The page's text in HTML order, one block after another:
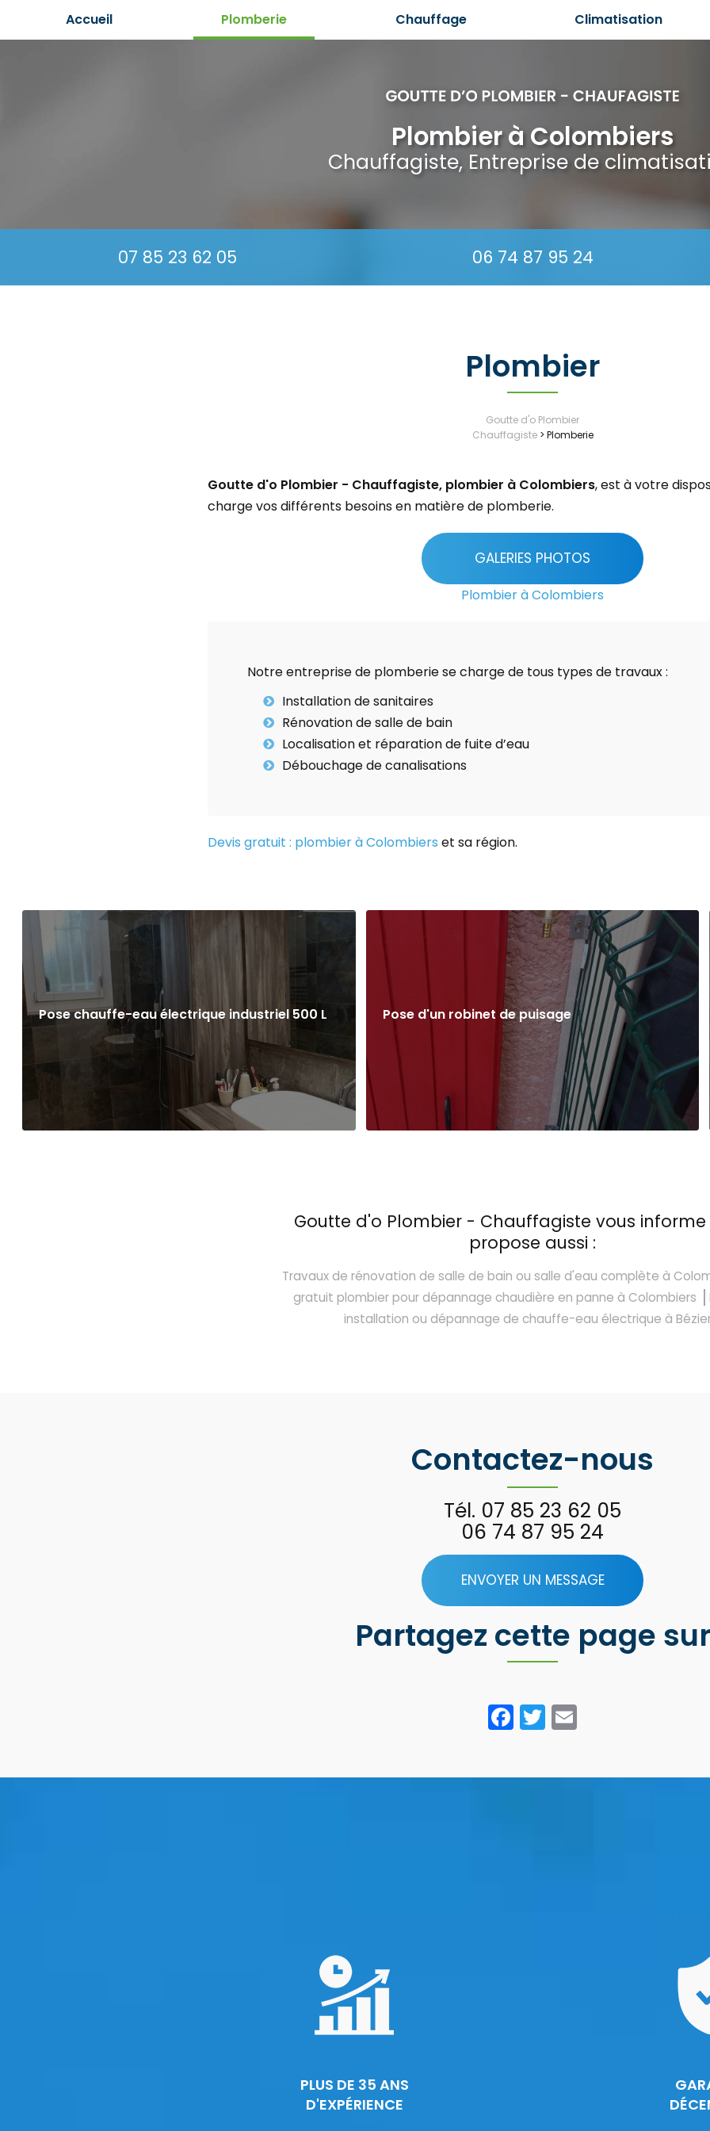
Accueil Plomberie Chauffage Climatisation
Plombier à Colombiers
Chauffagiste, Entreprise de
07 85 23 62 05 06 74 87 95 24
Plombier
Goutte d'o Plombier
Chauffagiste> Plomberie
Goutte d'o Plombier - Chauffagiste, plombier à Colombiers, est à votre
charge vos différents besoins en matière de plomberie.
GALERIES PHOTOS
Plombier à Colombiers
Notre entreprise de plomberie se charge de tous types de travaux :
Installation de sanitaires
Rénovation de salle de bain
Localisation et réparation de fuite d’eau
Débouchage de canalisations
Devis gratuit : plombier à Colombiers et sa région.
Pose chauffe-eau électrique industriel 500 L Pose d'un robinet de puisage
Goutte d'o Plombier - Chauffagiste vous informe
propose aussi :
Travaux de rénovation de salle de bain ou salle d'eau complète à
gratuit plombier pour dépannage chaudière en panne à Colombiers
installation ou dépannage de chauffe-eau électrique à
Contactez-nous
Tél. 07 85 23 62 05
06 74 87 95 24
ENVOYER UN MESSAGE
Partagez cette page sur
Facebook
Twitter
PLUS DE 35 ANS
D'EXPÉRIENCE